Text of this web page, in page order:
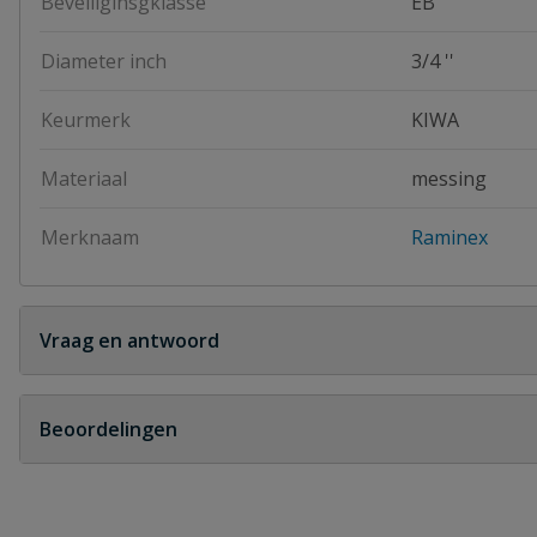
Diameter inch 3/4 ''
Keurmerk KIWA
Materiaal messing
Merknaam Raminex
Vraag en antwoord
Geen vragen
Beoordelingen